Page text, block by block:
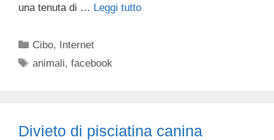
una tenuta di … Leggi tutto
Categorie
Cibo, Internet
Tag
animali,facebook
Divieto di pisciatina canina